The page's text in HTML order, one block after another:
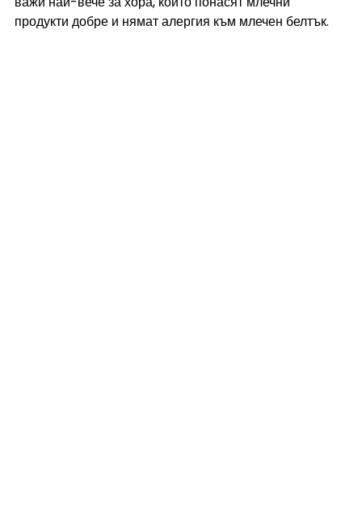
продукти добре и нямат алергия към млечен белтък.